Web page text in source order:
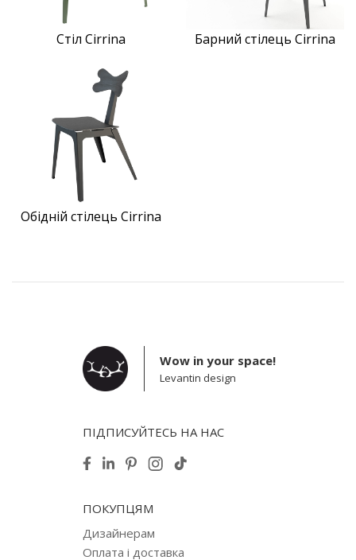
Стіл Cirrina Барний стілець Cirrina
Обідній стілець Cirrina
Wow in your space!
Levantin design
ПІДПИСУЙТЕСЬ НА НАС
ПОКУПЦЯМ
Дизайнерам
Оплата і доставка